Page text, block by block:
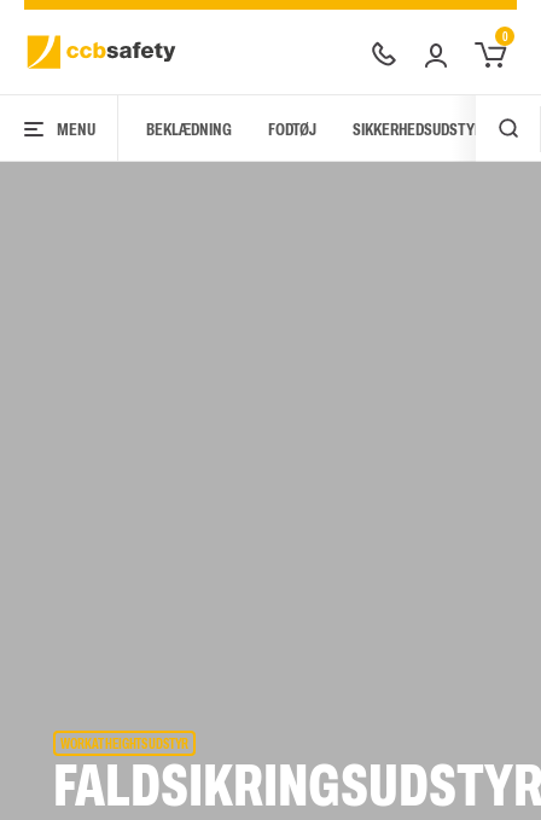
0
MENU BEKLÆDNING FODTØJ SIKKERHEDSUDSTYR
WORK AT HEIGHTS UDSTYR